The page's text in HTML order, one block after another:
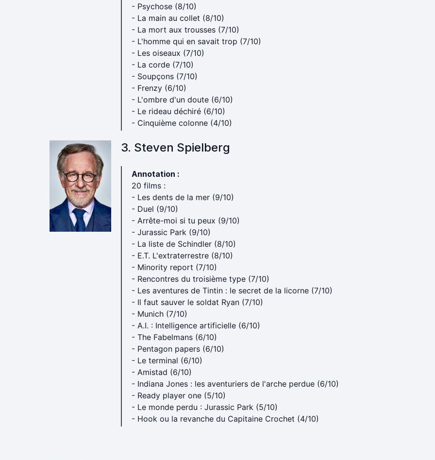
- Psychose (8/10)
- La main au collet (8/10)
- La mort aux trousses (7/10)
- L'homme qui en savait trop (7/10)
- Les oiseaux (7/10)
- La corde (7/10)
- Soupçons (7/10)
- Frenzy (6/10)
- L'ombre d'un doute (6/10)
- Le rideau déchiré (6/10)
- Cinquième colonne (4/10)
3. Steven Spielberg
Annotation :
20 films :
- Les dents de la mer (9/10)
- Duel (9/10)
- Arrête-moi si tu peux (9/10)
- Jurassic Park (9/10)
- La liste de Schindler (8/10)
- E.T. L'extraterrestre (8/10)
- Minority report (7/10)
- Rencontres du troisième type (7/10)
- Les aventures de Tintin : le secret de la licorne (7/10)
- Il faut sauver le soldat Ryan (7/10)
- Munich (7/10)
- A.I. : Intelligence artificielle (6/10)
- The Fabelmans (6/10)
- Pentagon papers (6/10)
- Le terminal (6/10)
- Amistad (6/10)
- Indiana Jones : les aventuriers de l'arche perdue (6/10)
- Ready player one (5/10)
- Le monde perdu : Jurassic Park (5/10)
- Hook ou la revanche du Capitaine Crochet (4/10)